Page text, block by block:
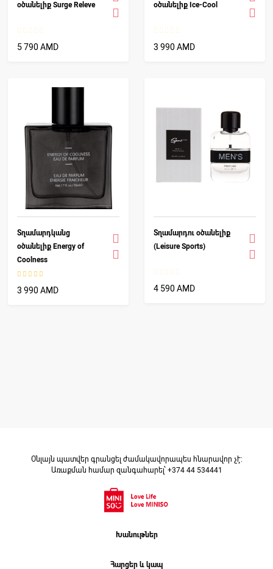
օծանելիք Surge Releve
5 790 AMD
օծանելիք Ice-Cool
3 990 AMD
Տղամարդկանց
օծանելիք Energy of
Coolness
3 990 AMD
Տղամարդու օծանելիք
(Leisure Sports)
4 590 AMD
Օնլայն պատվեր գրանցել ժամակավորապես հնարավոր չէ։
Առաքման համար զանգահարել՝ +374 44 534441
Խանութներ
Հարցեր և կապ